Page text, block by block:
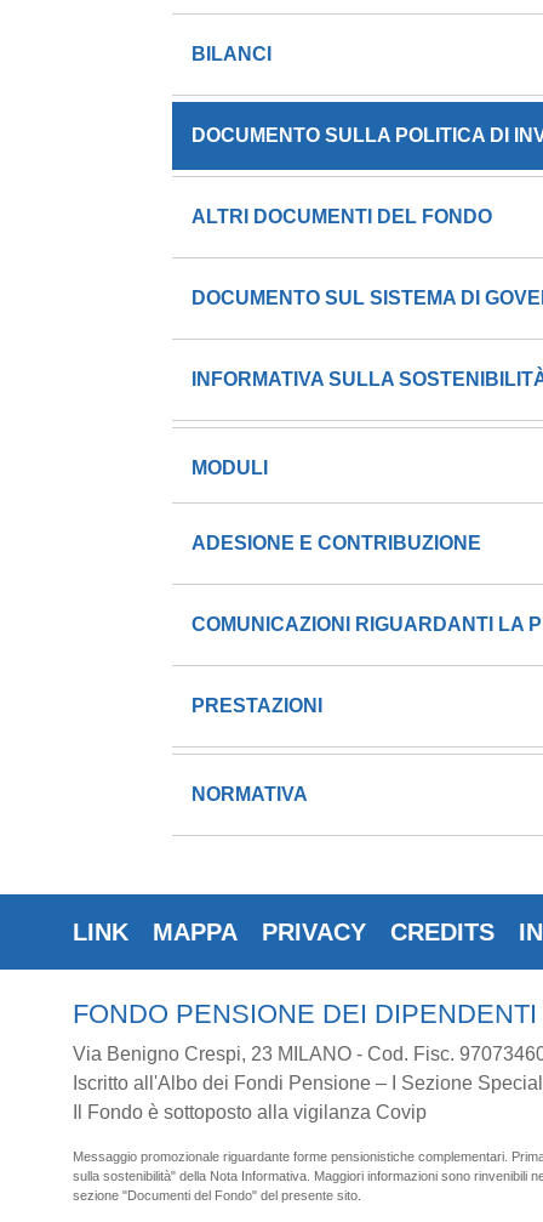
BILANCI
DOCUMENTO SULLA POLITICA DI
ALTRI DOCUMENTI DEL FONDO
DOCUMENTO SUL SISTEMA DI
INFORMATIVA SULLA
MODULI
ADESIONE E CONTRIBUZIONE
COMUNICAZIONI RIGUARDANTI LA
PRESTAZIONI
NORMATIVA
LINK MAPPA PRIVACY CREDITS
FONDO PENSIONE DEI
Via Benigno Crespi, 23 MILANO - Cod. Fisc.
Iscritto all'Albo dei Fondi Pensione – I Sezione
Il Fondo è sottoposto alla vigilanza Covip
Messaggio promozionale riguardante forme pensionistiche complementari.
sulla sostenibilità" della Nota Informativa. Maggiori informazioni sono rinvenibili
sezione "Documenti del Fondo" del presente sito.